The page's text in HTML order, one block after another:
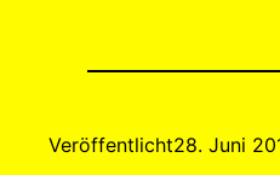
Veröffentlicht28. Juni